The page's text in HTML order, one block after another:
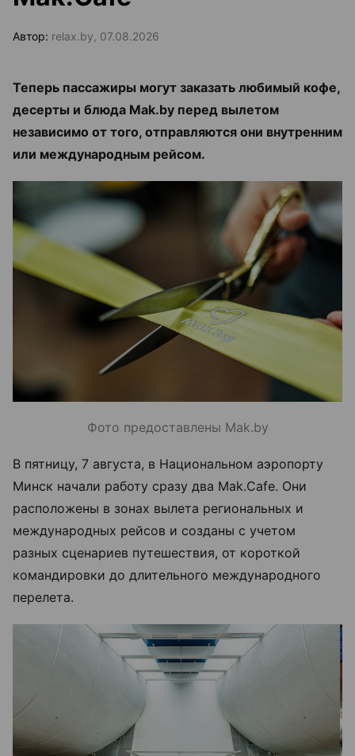
Автор: relax.by, 07.08.2026
Теперь пассажиры могут заказать любимый кофе,
десерты и блюда Mak.by перед вылетом
независимо от того, отправляются они внутренним
или международным рейсом.
Фото предоставлены Mak.by
В пятницу, 7 августа, в Национальном аэропорту
Минск начали работу сразу два Mak.Cafe. Они
расположены в зонах вылета региональных и
международных рейсов и созданы с учетом
разных сценариев путешествия, от короткой
командировки до длительного международного
перелета.